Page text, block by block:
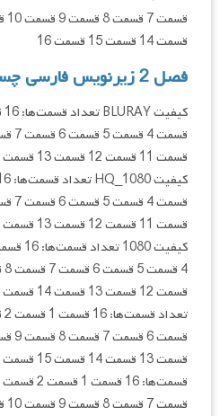
قسمت 14 قسمت 15 قسمت 16
فصل 2 زیرنویس فارسی چسبیده